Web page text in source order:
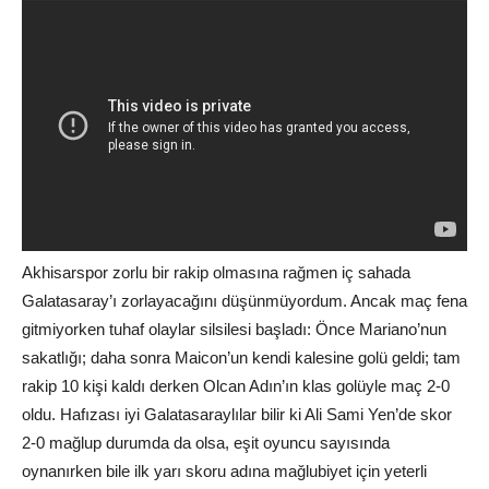
Akhisarspor zorlu bir rakip olmasına rağmen iç sahada
Galatasaray’ı zorlayacağını düşünmüyordum. Ancak maç fena
gitmiyorken tuhaf olaylar silsilesi başladı: Önce Mariano’nun
sakatlığı; daha sonra Maicon’un kendi kalesine golü geldi; tam
rakip 10 kişi kaldı derken Olcan Adın’ın klas golüyle maç 2-0
oldu. Hafızası iyi Galatasaraylılar bilir ki Ali Sami Yen’de skor
2-0 mağlup durumda da olsa, eşit oyuncu sayısında
oynanırken bile ilk yarı skoru adına mağlubiyet için yeterli